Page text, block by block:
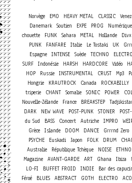
Norvège EMO HEAVY METAL CLASSIC
Danemark Soutien EXPE PROG Numérique
chouette
FUNK Sahara METAL Hollande Divx
PUNK
FANFARE Italie Le Tostaki UK
Espagne INTENSE Suède TECHNO
SURF Indonésie HARSH HARDCORE Vidéo
HOP
Russie INSTRUMENTAL CRUST Mp3
Hongrie
KRAUTROCK Canada ROCKABILLY
triperie
CHANT Somalie SONIC POWER
Nouvelle-Zélande
France BREAKSTEP
DARK
NEW WAVE POST-PUNK STONER
du Sud
BASS Concert Autriche IMPRO
Grèce
Islande DOOM DANCE Grrrnd Zero
PSYCHE
Euskadi Japon FOLK DRUM
Australie
République Tchèque NOISE ETHNO
Magazine AVANT-GARDE ART Ghana Ibiza
LO-FI
BUFFET FROID INDIE Bar des
Féroé
BLUES ABSTRACT GOTH ELECTRO